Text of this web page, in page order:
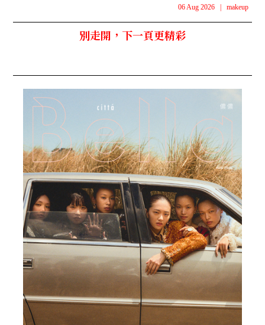
06 Aug 2026 makeup
別走開，下一頁更精彩